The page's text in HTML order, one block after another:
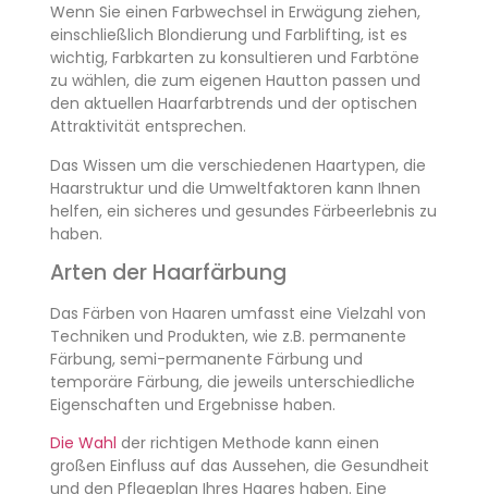
Wenn Sie einen Farbwechsel in Erwägung ziehen,
einschließlich Blondierung und Farblifting, ist es
wichtig, Farbkarten zu konsultieren und Farbtöne
zu wählen, die zum eigenen Hautton passen und
den aktuellen Haarfarbtrends und der optischen
Attraktivität entsprechen.
Das Wissen um die verschiedenen Haartypen, die
Haarstruktur und die Umweltfaktoren kann Ihnen
helfen, ein sicheres und gesundes Färbeerlebnis zu
haben.
Arten der Haarfärbung
Das Färben von Haaren umfasst eine Vielzahl von
Techniken und Produkten, wie z.B. permanente
Färbung, semi-permanente Färbung und
temporäre Färbung, die jeweils unterschiedliche
Eigenschaften und Ergebnisse haben.
Die Wahl der richtigen Methode kann einen
großen Einfluss auf das Aussehen, die Gesundheit
und den Pflegeplan Ihres Haares haben. Eine